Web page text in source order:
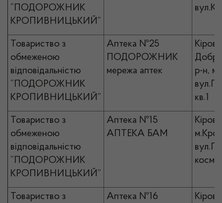
“ПОДОРОЖНИК
КРОПИВНИЦЬКИЙ”
Товариство з
обмеженою
відповідальністю
“ПОДОРОЖНИК
КРОПИВНИЦЬКИЙ”
Аптека №25
ПОДОРОЖНИК
мережа аптек
р-н,
кв.1
Товариство з
обмеженою
відповідальністю
“ПОДОРОЖНИК
КРОПИВНИЦЬКИЙ”
Аптека №15
АПТЕКА БАМ
Товариство з
Аптека №16